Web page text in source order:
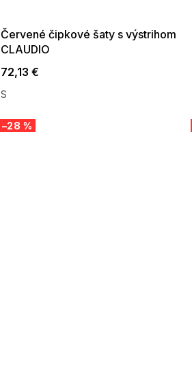
Červené čipkové šaty s výstrihom
CLAUDIO
72,13 €
S
–28 %